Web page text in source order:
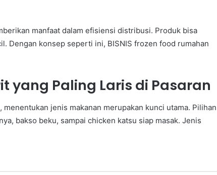
manfaat dalam efisiensi distribusi. Produk bisa
Dengan konsep seperti ini, BISNIS frozen food rumahan
yang Paling Laris di Pasaran
menentukan jenis makanan merupakan kunci utama. Pilihan
bakso beku, sampai chicken katsu siap masak. Jenis